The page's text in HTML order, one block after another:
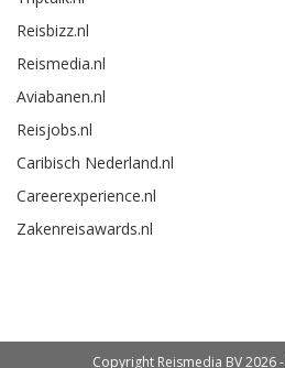
Reisbizz.nl
Reismedia.nl
Aviabanen.nl
Reisjobs.nl
Caribisch Nederland.nl
Careerexperience.nl
Zakenreisawards.nl
Copyright Reismedia BV 2026 -